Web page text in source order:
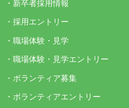
・ 新卒者採用情報
・ 採用エントリー
・ 職場体験・見学
・ 職場体験・見学エントリー
・ ボランティア募集
・ ボランティアエントリー